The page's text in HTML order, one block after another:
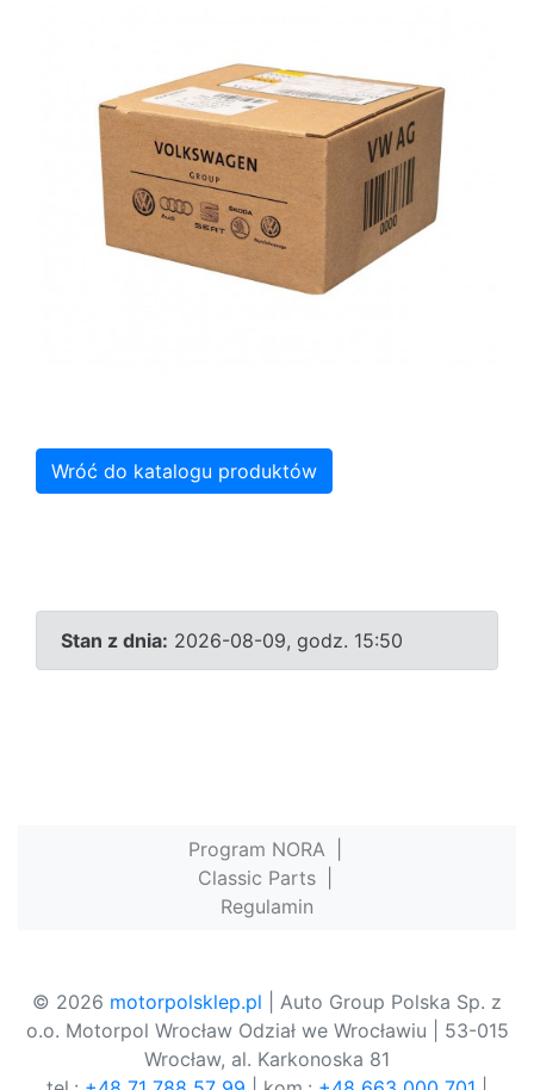
Wróć do katalogu produktów
Stan z dnia: 2026-08-09, godz. 15:50
Program NORA
Classic Parts
Regulamin
© 2026 motorpolsklep.pl | Auto Group Polska Sp. z
o.o. Motorpol Wrocław Odział we Wrocławiu | 53-015
Wrocław, al. Karkonoska 81